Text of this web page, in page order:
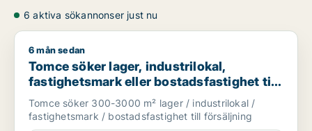
6 aktiva sökannonser just nu
Tomce söker lager, industrilokal, fastighetsmark eller
6 mån sedan
Tomce söker lager, industrilokal,
fastighetsmark eller bostadsfastighet till
salu i Staffanstorp, Burlöv eller Vellinge
m.fl.
Tomce söker 300-3000 m² lager / industrilokal /
fastighetsmark / bostadsfastighet till försäljning